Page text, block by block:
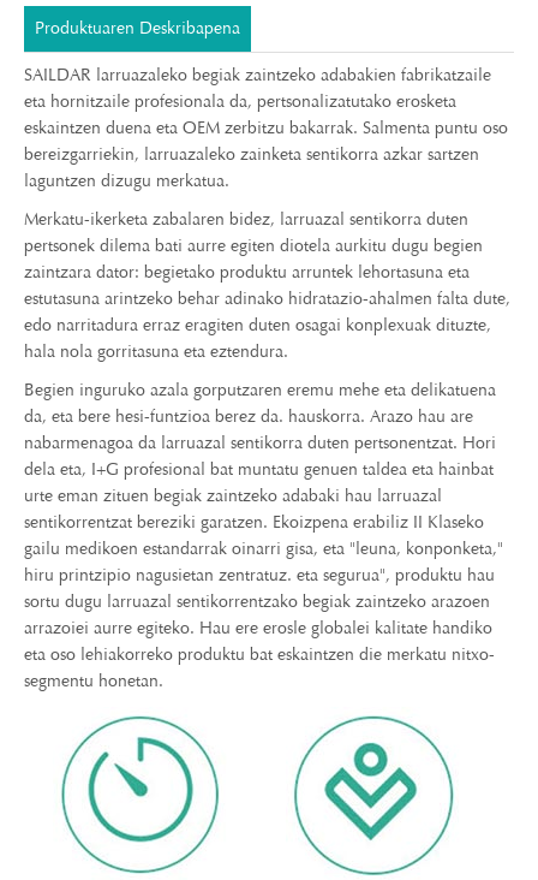
Produktuaren Deskribapena
SAILDAR larruazaleko begiak zaintzeko adabakien fabrikatzaile
eta hornitzaile profesionala da, pertsonalizatutako erosketa
eskaintzen duena eta OEM zerbitzu bakarrak. Salmenta puntu oso
bereizgarriekin, larruazaleko zainketa sentikorra azkar sartzen
laguntzen dizugu merkatua.
Merkatu-ikerketa zabalaren bidez, larruazal sentikorra duten
pertsonek dilema bati aurre egiten diotela aurkitu dugu begien
zaintzara dator: begietako produktu arruntek lehortasuna eta
estutasuna arintzeko behar adinako hidratazio-ahalmen falta dute,
edo narritadura erraz eragiten duten osagai konplexuak dituzte,
hala nola gorritasuna eta eztendura.
Begien inguruko azala gorputzaren eremu mehe eta delikatuena
da, eta bere hesi-funtzioa berez da. hauskorra. Arazo hau are
nabarmenagoa da larruazal sentikorra duten pertsonentzat. Hori
dela eta, I+G profesional bat muntatu genuen taldea eta hainbat
urte eman zituen begiak zaintzeko adabaki hau larruazal
sentikorrentzat bereziki garatzen. Ekoizpena erabiliz II Klaseko
gailu medikoen estandarrak oinarri gisa, eta "leuna, konponketa,"
hiru printzipio nagusietan zentratuz. eta segurua", produktu hau
sortu dugu larruazal sentikorrentzako begiak zaintzeko arazoen
arrazoiei aurre egiteko. Hau ere erosle globalei kalitate handiko
eta oso lehiakorreko produktu bat eskaintzen die merkatu nitxo-
segmentu honetan.